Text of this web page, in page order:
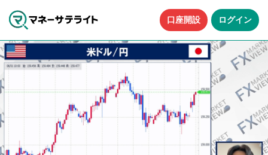
口座開設 ログイン